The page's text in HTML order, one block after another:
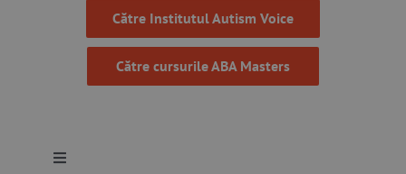
Către Institutul Autism Voice
Către cursurile ABA Masters
Toggle